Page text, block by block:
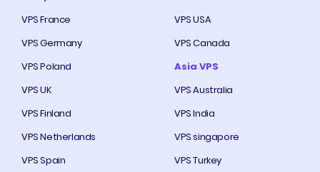
VPS France
VPS Germany
VPS Poland
VPS UK
VPS Finland
VPS Netherlands
VPS Spain
VPS USA
VPS Canada
Asia VPS
VPS Australia
VPS India
VPS singapore
VPS Turkey